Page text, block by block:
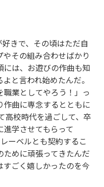
きで、その頃はただ自
その組み合わせばかり
には、お遊びの作曲も知
と言われ始めたんだ。
業としてやろう！」っ
曲に専念するとともに
高校時代を過ごして、卒
学させてもらって
ーベルとも契約するこ
ために頑張ってきたんだ
ごく嬉しかったのを今